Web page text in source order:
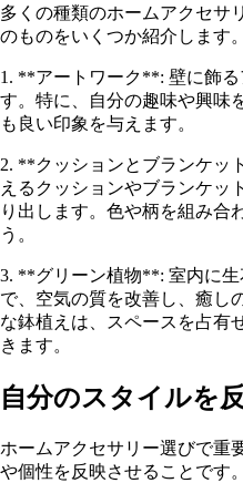
多くの種類のホームアクセサ
のものをいくつか紹介します。
1. **アートワーク**: 壁に飾
す。特に、自分の趣味や興味
も良い印象を与えます。
2. **クッションとブランケッ
えるクッションやブランケッ
り出します。色や柄を組み合
う。
3. **グリーン植物**: 室内に
で、空気の質を改善し、癒し
な鉢植えは、スペースを占有
きます。
自分のスタイルを
ホームアクセサリー選びで重
や個性を反映させることです